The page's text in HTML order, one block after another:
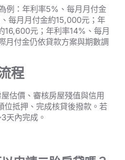
例：年利率5%、每月月付金
每月月付金約15,000元；年
16,600元；年利率14%、每月
月付金仍依貸款方案與期數調
程
估價、審核房屋殘值與信用
位抵押、完成核貸後撥款。若
天內完成。